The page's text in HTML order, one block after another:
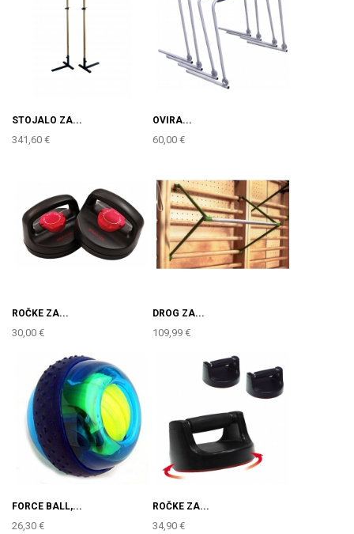
STOJALO ZA...
341,60 €
OVIRA...
60,00 €
ROČKE ZA...
30,00 €
DROG ZA...
109,99 €
FORCE BALL,...
26,30 €
ROČKE ZA...
34,90 €